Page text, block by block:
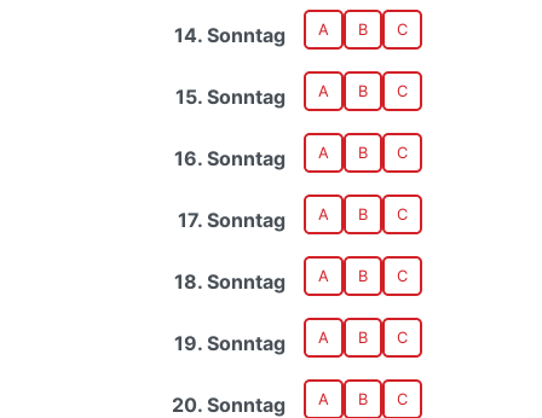
14. Sonntag A B C
15. Sonntag A B C
16. Sonntag A B C
17. Sonntag A B C
18. Sonntag A B C
19. Sonntag A B C
20. Sonntag A B C